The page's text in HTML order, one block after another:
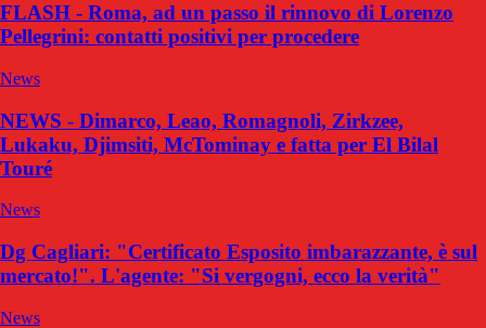
FLASH - Roma, ad un passo il rinnovo di Lorenzo
Pellegrini: contatti positivi per procedere
News
NEWS - Dimarco, Leao, Romagnoli, Zirkzee,
Lukaku, Djimsiti, McTominay e fatta per El Bilal
Touré
News
Dg Cagliari: "Certificato Esposito imbarazzante, è sul
mercato!". L'agente: "Si vergogni, ecco la verità"
News